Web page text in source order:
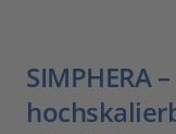
SIMPHERA